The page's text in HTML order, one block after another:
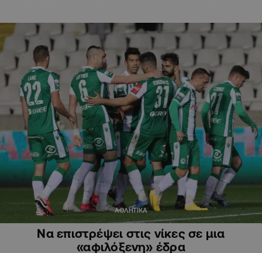
ΑΘΛΗΤΙΚΑ
Να επιστρέψει στις νίκες σε μια
«αφιλόξενη» έδρα